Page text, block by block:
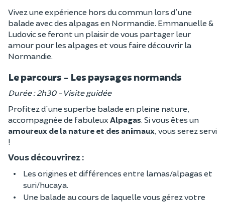
Vivez une expérience hors du commun lors d'une
balade avec des alpagas en Normandie. Emmanuelle &
Ludovic se feront un plaisir de vous partager leur
amour pour les alpages et vous faire découvrir la
Normandie.
Le parcours - Les paysages normands
Durée : 2h30 - Visite guidée
Profitez d'une superbe balade en pleine nature,
accompagnée de fabuleux Alpagas. Si vous êtes un
amoureux de la nature et des animaux, vous serez servi
!
Vous découvrirez :
Les origines et différences entre lamas/alpagas et
suri/hucaya.
Une balade au cours de laquelle vous gérez votre